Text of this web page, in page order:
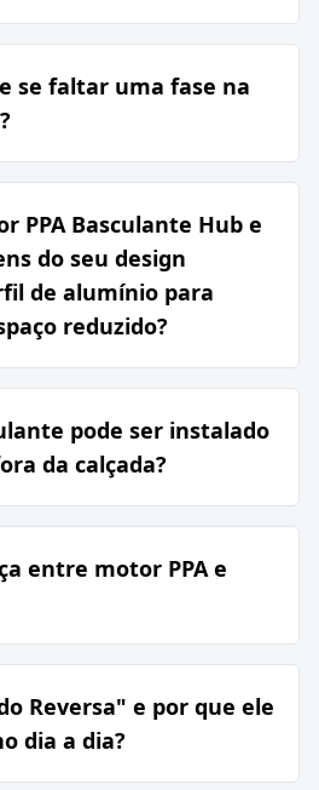
se faltar uma fase na
PPA Basculante Hub e
do seu design
de alumínio para
reduzido?
pode ser instalado
da calçada?
entre motor PPA e
Reversa" e por que ele
dia a dia?